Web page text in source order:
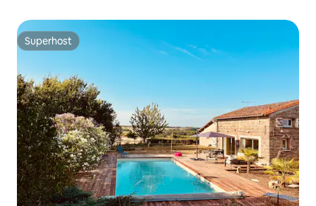
Superhost
Superhost